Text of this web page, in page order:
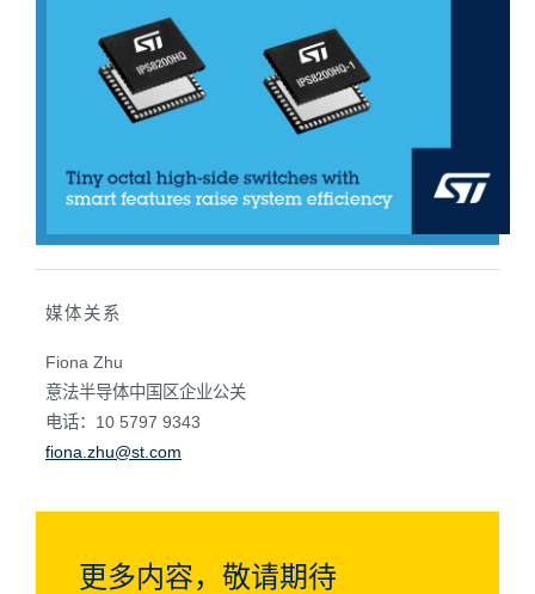
媒体关系
Fiona Zhu
意法半导体中国区企业公关
电话：10 5797 9343
fiona.zhu@st.com
更多内容，敬请期待